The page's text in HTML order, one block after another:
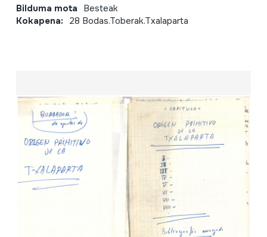
Bilduma mota Besteak
Kokapena: 28 Bodas.Toberak.Txalaparta